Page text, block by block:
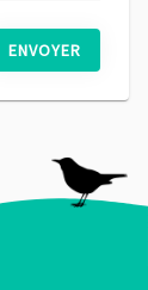
ENVOYER